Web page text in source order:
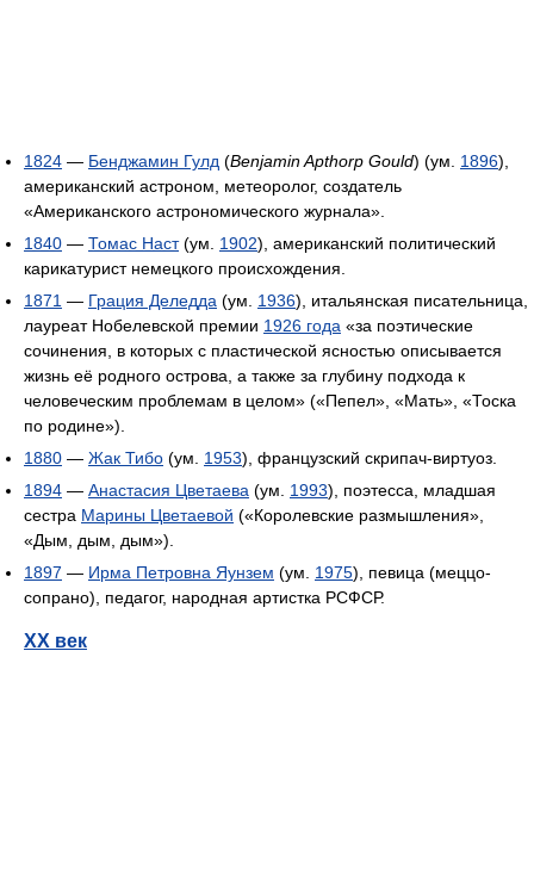
1824 — Бенджамин Гулд (Benjamin Apthorp Gould) (ум. 1896),
американский астроном, метеоролог, создатель
«Американского астрономического журнала».
1840 — Томас Наст(ум. 1902), американский политический
карикатурист немецкого происхождения.
1871 — Грация Деледда (ум. 1936), итальянская писательница,
лауреат Нобелевской премии 1926 года «за поэтические
сочинения, в которых с пластической ясностью описывается
жизнь её родного острова, а также за глубину подхода к
человеческим проблемам в целом» («Пепел», «Мать», «Тоска
по родине»).
1880 — Жак Тибо (ум. 1953), французский скрипач-виртуоз.
1894 — Анастасия Цветаева (ум. 1993), поэтесса, младшая
сестра Марины Цветаевой («Королевские размышления»,
«Дым, дым, дым»).
1897 — Ирма Петровна Яунзем (ум. 1975), певица (меццо-
сопрано), педагог, народная артистка РСФСР.
XX век